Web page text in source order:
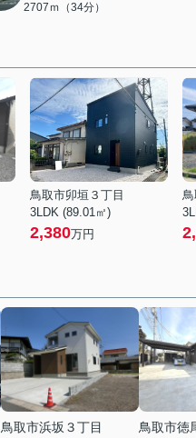
2707ｍ（34分）
鳥取市卯垣３丁目
3LDK (89.01㎡)
2,380万円
鳥取市浜坂３丁目
鳥取市徳